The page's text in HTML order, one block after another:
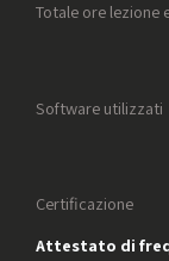
Totale ore lezione
Software utilizzati
Certificazione
Attestato di